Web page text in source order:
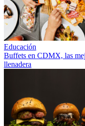
Educación
Buffets en CDMX, las
llenadera